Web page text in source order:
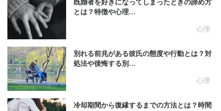
心理
既婚者を好きになってしまったときの諦め方
とは？特徴や心理…
心理
別れる前兆がある彼氏の態度や行動とは？対
処法や後悔する別…
冷却期間から復縁するまでの方法とは？時間